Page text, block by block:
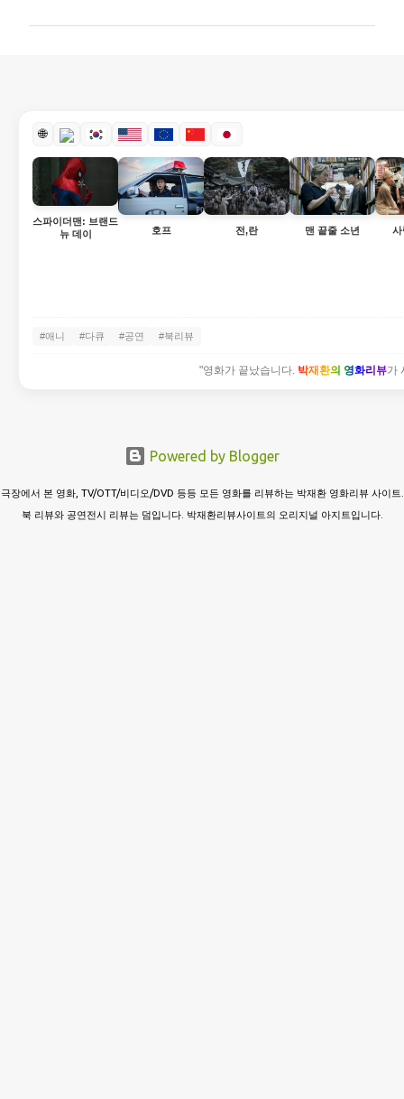
🌐
스파이더맨: 브랜드
뉴 데이
호프 전,란 맨 끝줄 소년 사
#애니 #다큐 #공연 #북리뷰
"영화가 끝났습니다. 박재환의 영화리뷰가
Powered by Blogger
극장에서 본 영화, TV/OTT/비디오/DVD 등등 모든 영화를 리뷰하는 박재환 영화리뷰 사이트.
북 리뷰와 공연전시 리뷰는 덤입니다. 박재환리뷰사이트의 오리지널 아지트입니다.